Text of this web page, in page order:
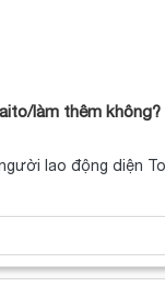
làm thêm không?
lao động diện